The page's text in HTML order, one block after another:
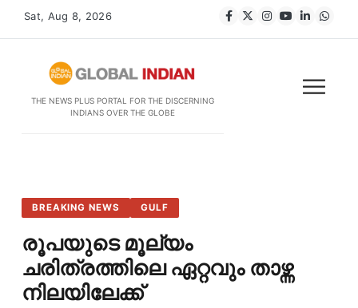
Sat, Aug 8, 2026
THE NEWS PLUS PORTAL FOR THE DISCERNING
INDIANS OVER THE GLOBE
BREAKING NEWS GULF
രൂപയുടെ മൂല്യം
ചരിത്രത്തിലെ ഏറ്റവും താഴ്ന്ന
നിലയിലേക്ക്